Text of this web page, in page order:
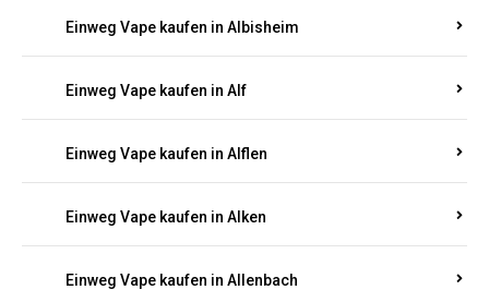
Einweg Vape kaufen in Albisheim
Einweg Vape kaufen in Alf
Einweg Vape kaufen in Alflen
Einweg Vape kaufen in Alken
Einweg Vape kaufen in Allenbach